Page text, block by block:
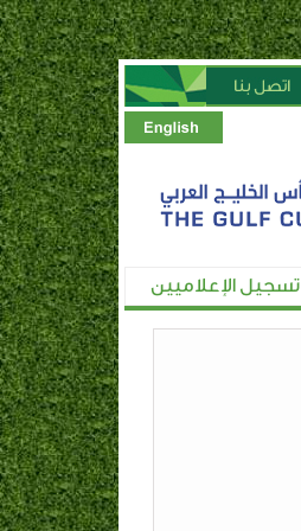
تسجيل الإعلاميين